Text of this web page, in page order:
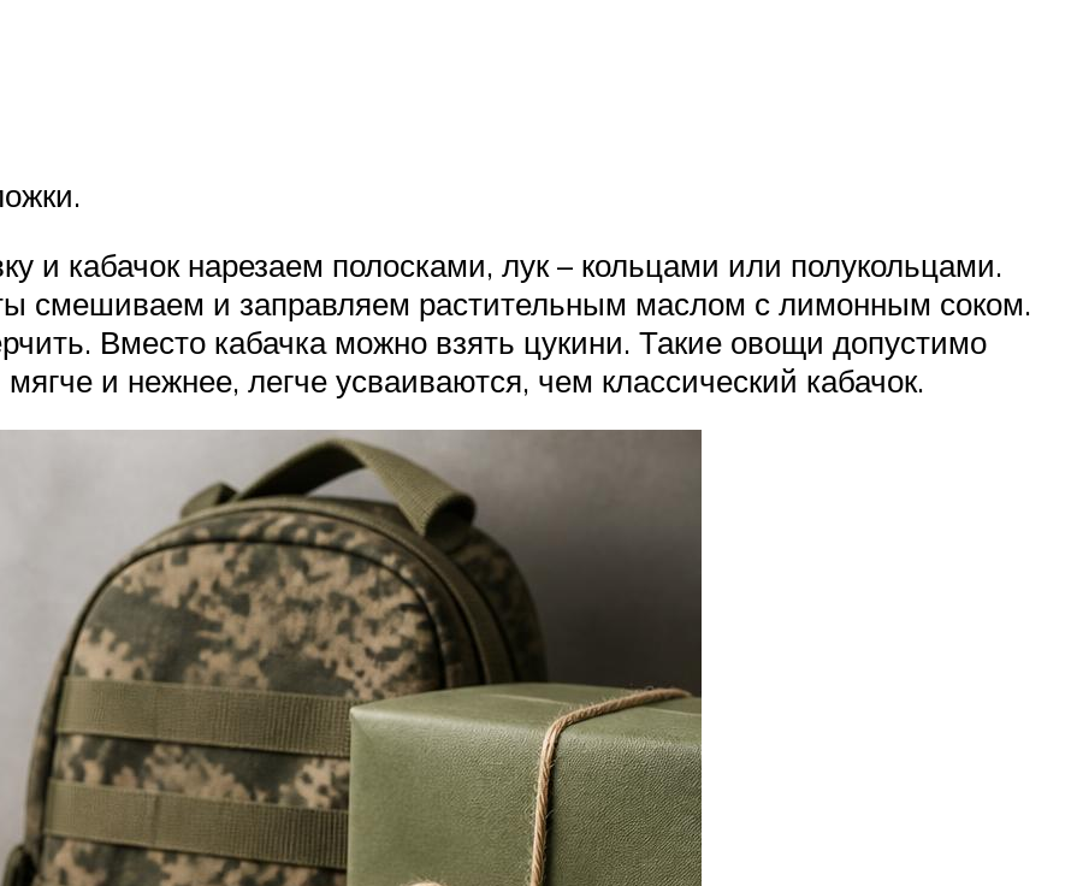
и кабачок нарезаем полосками, лук – кольцами или полукольцами.
смешиваем и заправляем растительным маслом с лимонным соком.
Вместо кабачка можно взять цукини. Такие овощи допустимо
и нежнее, легче усваиваются, чем классический кабачок.